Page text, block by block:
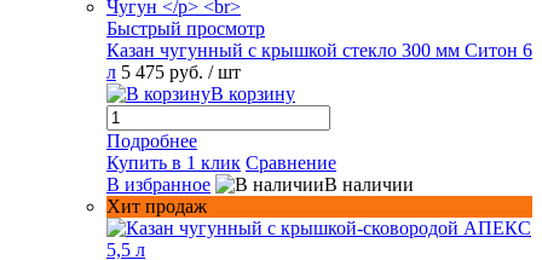
Быстрый просмотр
Казан чугунный с крышкой стекло 300 мм Ситон 6
л 5 475 руб. / шт
В корзину
Подробнее
Купить в 1 клик Сравнение
В избранное
В наличии
Хит продаж